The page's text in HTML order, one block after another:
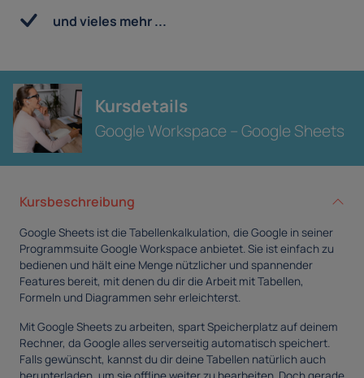
und vieles mehr ...
Kursdetails
Google Workspace – Google Sheets
Kursbeschreibung
Google Sheets ist die Tabellenkalkulation, die Google in seiner
Programmsuite Google Workspace anbietet. Sie ist einfach zu
bedienen und hält eine Menge nützlicher und spannender
Features bereit, mit denen du dir die Arbeit mit Tabellen,
Formeln und Diagrammen sehr erleichterst.
Mit Google Sheets zu arbeiten, spart Speicherplatz auf deinem
Rechner, da Google alles serverseitig automatisch speichert.
Falls gewünscht, kannst du dir deine Tabellen natürlich auch